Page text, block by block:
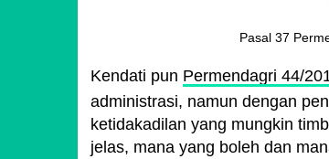
Pasal 37
Kendati pun Permendagri 44/
administrasi, namun dengan
ketidakadilan yang mungkin
jelas, mana yang boleh dan